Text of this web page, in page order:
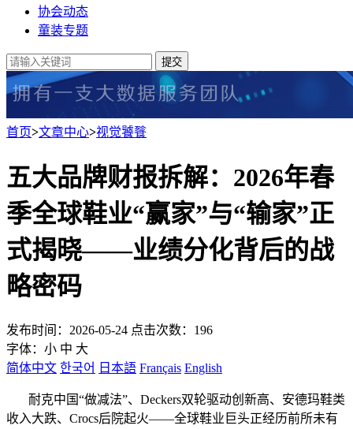
协会动态
童装专题
提交
首页>文章中心>视觉饕餮
五大品牌财报拆解：2026年春
季全球鞋业“赢家”与“输家”正
式揭晓——业绩分化背后的战
略密码
发布时间：2026-05-24 点击次数：196
字体： 小 中 大
简体中文 한국어 日本語 Français English
耐克中国“做减法”、Deckers双轮驱动创新高、安德玛鞋类
收入大跌、Crocs后院起火——全球鞋业巨头正经历前所未有